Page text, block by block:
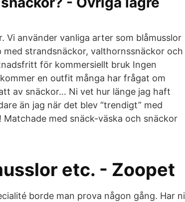
Vi använder vanliga arter som blåmusslor
strandsnäckor, valthornssnäckor och
för kommersiellt bruk Ingen
en outfit många har frågat om
av snäckor… Ni vet hur länge jag haft
än jag när det blev “trendigt” med
med snäck-väska och snäckor
etc. - Zoopet
borde man prova någon gång. Har ni